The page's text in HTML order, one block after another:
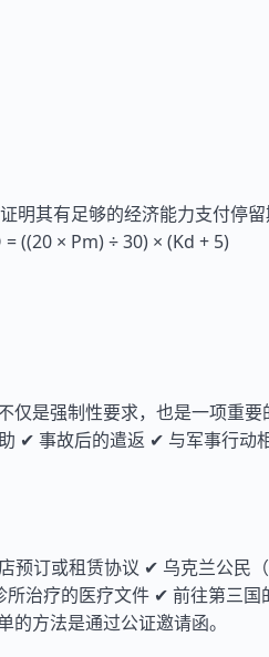
明其有足够的经济能力支付停留
((20 × Pm) ÷ 30) × (Kd + 5)
仅是强制性要求，也是一项重要
✔ 事故后的遣返 ✔ 与军事行动
预订或租赁协议 ✔ 乌克兰公民
治疗的医疗文件 ✔ 前往第三国
方法是通过公证邀请函。